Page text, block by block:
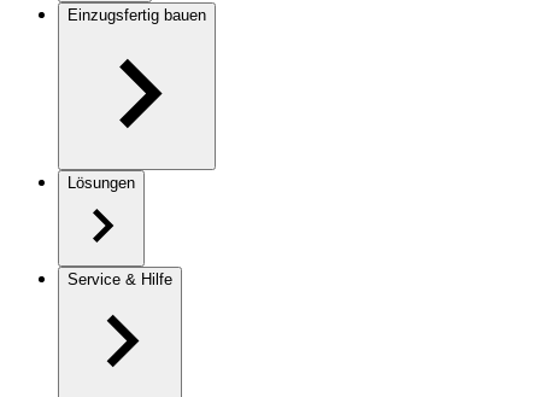
Einzugsfertig bauen
Lösungen
Service & Hilfe